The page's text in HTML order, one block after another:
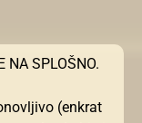
NA SPLOŠNO.
(enkrat